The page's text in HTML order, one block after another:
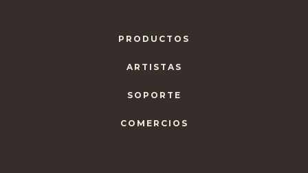
PRODUCTOS
ARTISTAS
SOPORTE
COMERCIOS